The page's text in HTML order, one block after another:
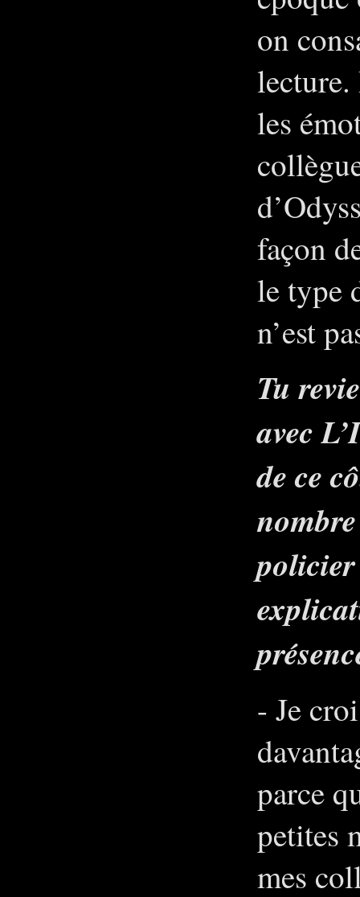
on
les
façon
le type
n’est
Tu
avec
de ce
- Je
parce
petites
mes